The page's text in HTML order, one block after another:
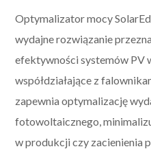
Optymalizator mocy
wydajne rozwiązanie
efektywności systemów PV
współdziałające z
zapewnia optymalizację
fotowoltaicznego,
w produkcji czy zacienienia